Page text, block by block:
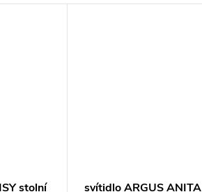
stolní
svítidlo ARGUS ANITA